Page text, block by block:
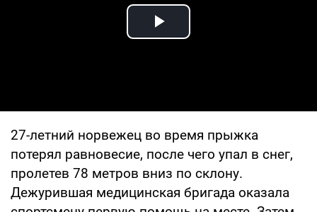
Play Video
27-летний норвежец во время прыжка
потерял равновесие, после чего упал в снег,
пролетев 78 метров вниз по склону.
Дежурившая медицинская бригада оказала